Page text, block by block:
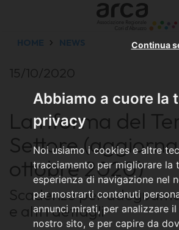
Abbiamo a cuore la
privacy
Noi usiamo i cookies e altre
tracciamento per migliorare la
esperienza di navigazione nel
per mostrarti contenuti
annunci mirati, per analizzare
nostro sito, e per capire da
Continua
HOME NEWS
15/10/2020
La riforma del
Settore
ottobre 2020)
Scadenze per
e altri dettagli